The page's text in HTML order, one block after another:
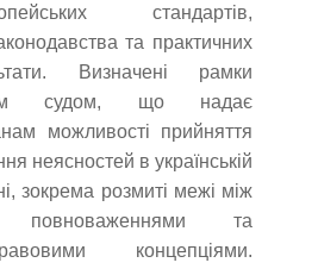
стандартів,
та практичних
Визначені рамки
судом, що надає
можливості прийняття
неясностей в українській
зокрема розмиті межі між
повноваженнями та
концепціями.